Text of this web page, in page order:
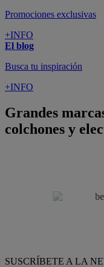
Promociones exclusivas
+INFO
El blog
Busca tu inspiración
+INFO
Grandes
colchones y
SUSCRÍBETE A LA